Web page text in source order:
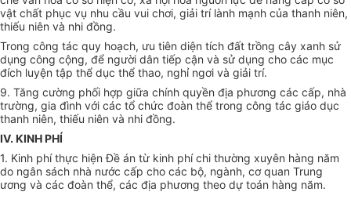
vật chất phục vụ nhu cầu vui chơi, giải trí lành mạnh của thanh niên,
thiếu niên và nhi đồng.
Trong công tác quy hoạch, ưu tiên diện tích đất trồng cây xanh sử
dụng công cộng, để người dân tiếp cận và sử dụng cho các mục
đích luyện tập thể dục thể thao, nghỉ ngơi và giải trí.
9. Tăng cường phối hợp giữa chính quyền địa phương các cấp, nhà
trường, gia đình với các tổ chức đoàn thể trong công tác giáo dục
thanh niên, thiếu niên và nhi đồng.
IV. KINH PHÍ
1. Kinh phí thực hiệnĐề án từ kinh phí chi thường xuyên hàng năm
do ngân sách nhà nước cấp cho các bộ, ngành, cơ quan Trung
ương và các đoàn thể, các địa phương theo dự toán hàng năm.